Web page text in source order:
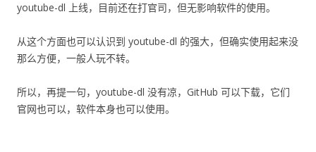
youtube-dl 上线，目前还在打官司，但无影响软件的使用。
从这个方面也可以认识到 youtube-dl 的强大，但确实使用起来没
那么方便，一般人玩不转。
所以，再提一句，youtube-dl 没有凉，GitHub 可以下载，它们
官网也可以，软件本身也可以使用。